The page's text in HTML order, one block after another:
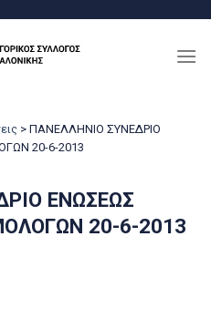
> ΠΑΝΕΛΛΗΝΙΟ ΣΥΝΕΔΡΙΟ
20-6-2013
ΕΝΩΣΕΩΣ
20-6-2013